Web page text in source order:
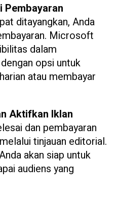
Pembayaran
ditayangkan, Anda
Microsoft
dalam
opsi untuk
atau membayar
Aktifkan Iklan
dan pembayaran
tinjauan editorial.
akan siap untuk
audiens yang